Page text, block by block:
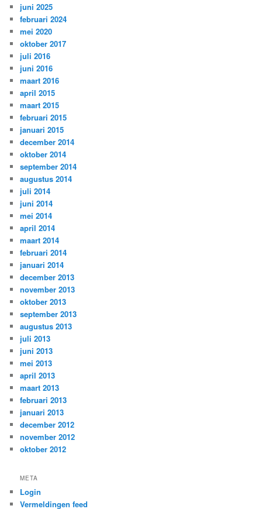
juni 2025
februari 2024
mei 2020
oktober 2017
juli 2016
juni 2016
maart 2016
april 2015
maart 2015
februari 2015
januari 2015
december 2014
oktober 2014
september 2014
augustus 2014
juli 2014
juni 2014
mei 2014
april 2014
maart 2014
februari 2014
januari 2014
december 2013
november 2013
oktober 2013
september 2013
augustus 2013
juli 2013
juni 2013
mei 2013
april 2013
maart 2013
februari 2013
januari 2013
december 2012
november 2012
oktober 2012
META
Login
Vermeldingen feed